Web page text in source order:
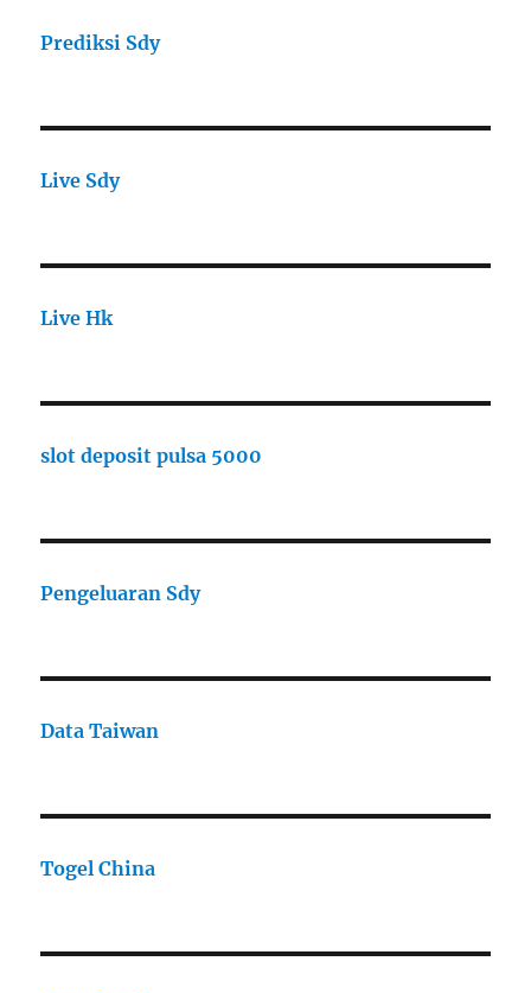
Prediksi Sdy
Live Sdy
Live Hk
slot deposit pulsa 5000
Pengeluaran Sdy
Data Taiwan
Togel China